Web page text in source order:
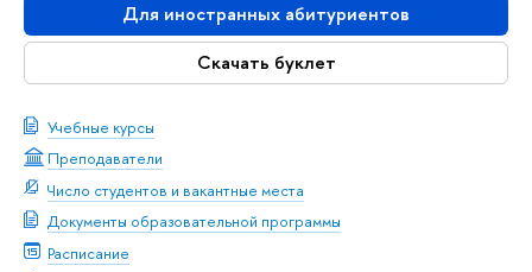
Для иностранных абитуриентов
Скачать буклет
Учебные курсы
Преподаватели
Число студентов и вакантные места
Документы образовательной программы
Расписание